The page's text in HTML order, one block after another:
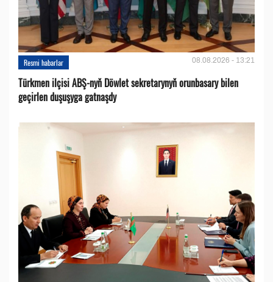
Resmi habarlar 08.08.2026 - 13:21
Türkmen ilçisi ABŞ-nyň Döwlet sekretarynyň orunbasary bilen
geçirlen duşuşyga gatnaşdy